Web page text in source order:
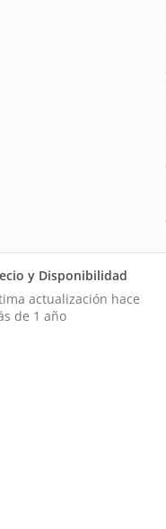
y Disponibilidad
actualización hace
de 1 año